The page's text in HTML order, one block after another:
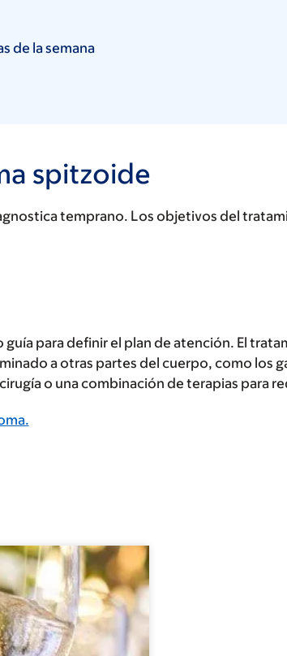
de la semana
spitzoide
temprano. Los objetivos del
para definir el plan de atención. El
a otras partes del cuerpo, como
o una combinación de terapias para